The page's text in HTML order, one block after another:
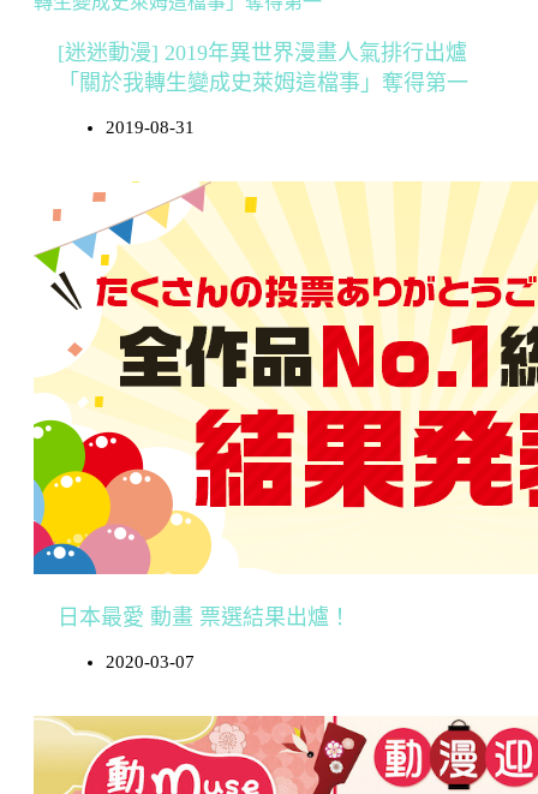
[迷迷動漫] 2019年異世界漫畫人氣排行出爐
「關於我轉生變成史萊姆這檔事」奪得第一
2019-08-31
日本最愛 動畫 票選結果出爐！
2020-03-07